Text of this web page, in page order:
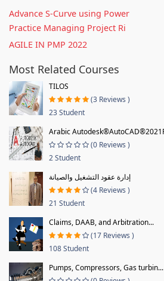
Advance S-Curve using Power
Practice Managing Project Ri
AGILE IN PMP 2022
Most Related Courses
TILOS
(3 Reviews )
23 Student
Arabic
(0 Reviews )
2 Student
إدارة عقود التشغيل والصيانة
(4 Reviews )
21 Student
Claims, DAAB, and Arbitration...
(17 Reviews )
108 Student
Pumps, Compressors, Gas turbin...